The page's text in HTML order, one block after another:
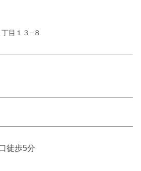
目１３−８
徒歩5分